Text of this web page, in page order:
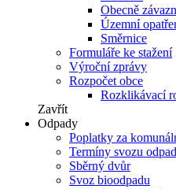
Obecně
Územní
Směrnice
Formuláře ke stažení
Výroční zprávy
Rozpočet obce
Rozklikávací
Zavřít
Odpady
Poplatky za
Termíny svozu
Sběrný dvůr
Svoz bioodpadu